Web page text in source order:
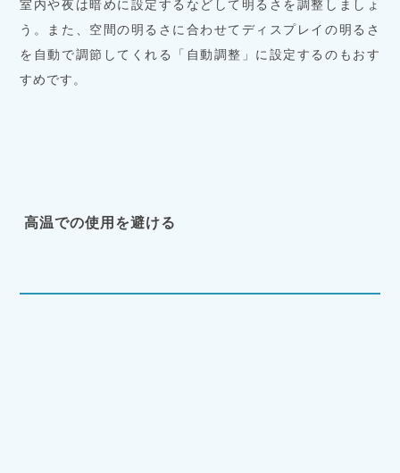
室内や夜は暗めに設定するなどして明るさを調整しましょ
う。また、空間の明るさに合わせてディスプレイの明るさ
を自動で調節してくれる「自動調整」に設定するのもおす
すめです。
高温での使用を避ける